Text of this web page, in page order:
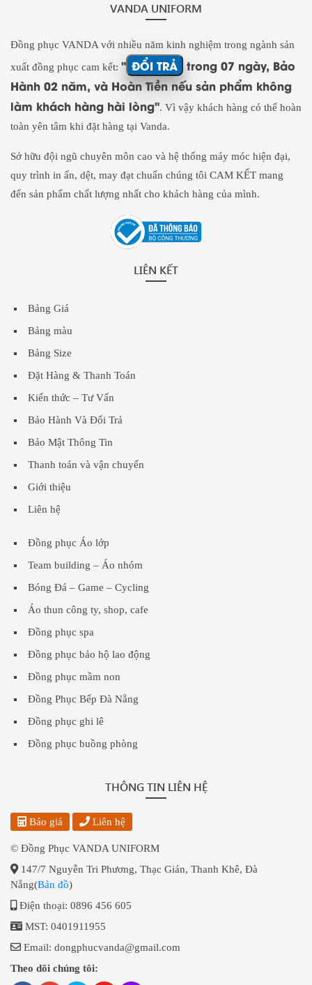
VANDA UNIFORM
Đồng phục VANDA với nhiều năm kinh nghiệm trong ngành sản
xuất đồng phục cam kết: " ĐỔI TRẢ trong 07 ngày, Bảo
Hành 02 năm, và Hoàn Tiền nếu sản phẩm không
làm khách hàng hài lòng". Vì vậy khách hàng có thể hoàn
toàn yên tâm khi đặt hàng tại Vanda.
Sở hữu đội ngũ chuyên môn cao và hệ thống máy móc hiện đại,
quy trình in ấn, dệt, may đạt chuẩn chúng tôi CAM KẾT mang
đến sản phẩm chất lượng nhất cho khách hàng của mình.
LIÊN KẾT
Bảng Giá
Bảng màu
Bảng Size
Đặt Hàng & Thanh Toán
Kiến thức – Tư Vấn
Bảo Hành Và Đổi Trả
Bảo Mật Thông Tin
Thanh toán và vận chuyển
Giới thiệu
Liên hệ
Đồng phục Áo lớp
Team building – Áo nhóm
Bóng Đá – Game – Cycling
Áo thun công ty, shop, cafe
Đồng phục spa
Đồng phục bảo hộ lao động
Đồng phục mầm non
Đồng Phục Bếp Đà Nẵng
Đồng phục ghi lê
Đồng phục buồng phòng
THÔNG TIN LIÊN HỆ
Báo giá Liên hệ
© Đồng Phục VANDA UNIFORM
147/7 Nguyễn Tri Phương, Thạc Gián, Thanh Khê, Đà
Nẵng(Bản đồ)
Điện thoại: 0896 456 605
MST: 0401911955
Email: dongphucvanda@gmail.com
Theo dõi chúng tôi: